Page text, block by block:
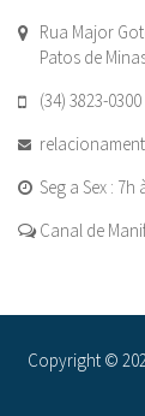
Rua Major
Patos de
(34) 3823-
Seg a Sex : 7h
Canal de
Copyright ©